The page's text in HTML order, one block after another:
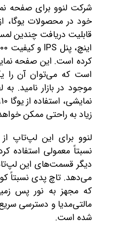
شرکت لنوو برای صفحه
خود در محصولات یوگا،
کرده است. این صفحه
است که می‌توان آن را
موجود در بازار نامید.
زیاد به راحتی ممکن
لنوو برای این لپ‌تاپ
نسبتاً معمولی استفاده
دیگر قسمت‌های این
می‌دهد. تاچ پدی نسبتاً
که مجهز به نور پس
مالتی‌مدیا و دسترسی
شده است.